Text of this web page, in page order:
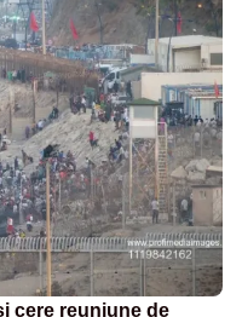
cere reuniune de